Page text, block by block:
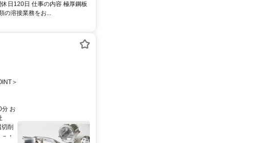
日120日 仕事の内容 極厚鋼板
の溶接業務をお...
お
削
・